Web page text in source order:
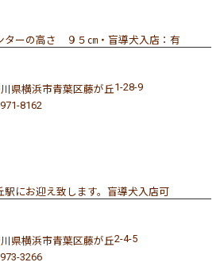
ターの高さ ９５㎝・盲導犬入店：有
県横浜市青葉区藤が丘1-28-9
8162
駅にお迎え致します。盲導犬入店可
県横浜市青葉区藤が丘2-4-5
3266